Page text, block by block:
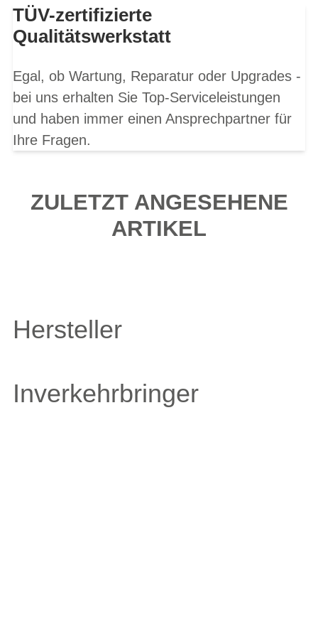
TÜV-zertifizierte
Qualitätswerkstatt
Egal, ob Wartung, Reparatur oder Upgrades -
bei uns erhalten Sie Top-Serviceleistungen
und haben immer einen Ansprechpartner für
Ihre Fragen.
ZULETZT ANGESEHENE
ARTIKEL
Hersteller
Inverkehrbringer